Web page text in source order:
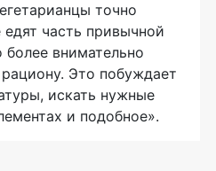
точно
часть привычной
внимательно
Это побуждает
искать нужные
и подобное».